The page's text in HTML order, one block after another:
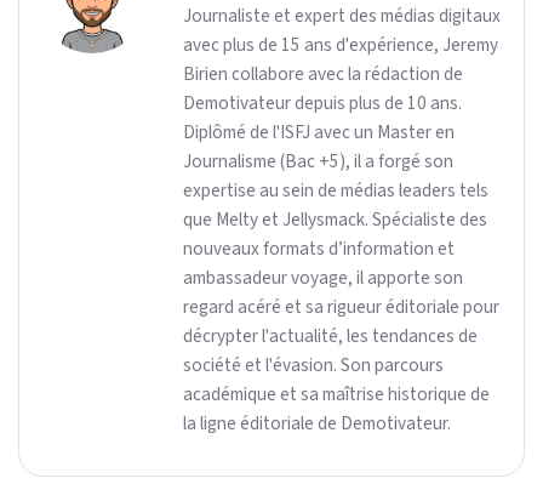
Journaliste et expert des médias digitaux
avec plus de 15 ans d'expérience, Jeremy
Birien collabore avec la rédaction de
Demotivateur depuis plus de 10 ans.
Diplômé de l'ISFJ avec un Master en
Journalisme (Bac +5), il a forgé son
expertise au sein de médias leaders tels
que Melty et Jellysmack. Spécialiste des
nouveaux formats d’information et
ambassadeur voyage, il apporte son
regard acéré et sa rigueur éditoriale pour
décrypter l'actualité, les tendances de
société et l'évasion. Son parcours
académique et sa maîtrise historique de
la ligne éditoriale de Demotivateur.